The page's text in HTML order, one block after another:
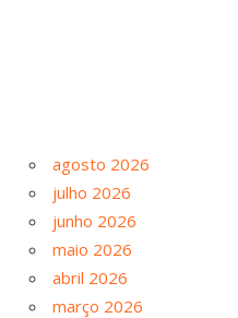
agosto 2026
julho 2026
junho 2026
maio 2026
abril 2026
março 2026